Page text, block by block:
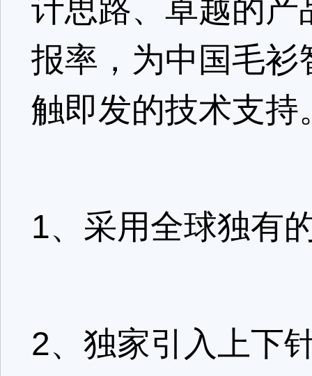
计思路、卓越的
报率，为中国毛
触即发的技术支持
1、采用全球独有
2、独家引入上下